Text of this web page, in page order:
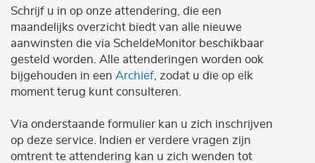
Schrijf u in op onze attendering, die een
maandelijks overzicht biedt van alle nieuwe
aanwinsten die via ScheldeMonitor beschikbaar
gesteld worden. Alle attenderingen worden ook
bijgehouden in een Archief , zodat u die op elk
moment terug kunt consulteren.
Via onderstaande formulier kan u zich inschrijven
op deze service. Indien er verdere vragen zijn
omtrent te attendering kan u zich wenden tot